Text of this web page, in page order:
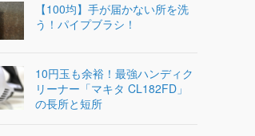
【100均】手が届かない所を洗
う！パイプブラシ！
10円玉も余裕！最強ハンディク
リーナー「マキタ CL182FD」
の長所と短所